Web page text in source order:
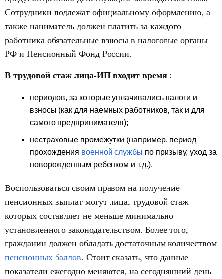
Сотрудники подлежат официальному оформлению, а
также наниматель должен платить за каждого
работника обязательные взносы в налоговые органы
РФ и Пенсионный Фонд России.
В трудовой стаж лица-ИПвходит время :
периодов, за которые уплачивались налоги и
взносы (как для наемных работников, так и для
самого предпринимателя);
нестраховые промежутки (например, период
прохождения военной службы по призыву, уход за
новорожденным ребенком и т.д.).
Воспользоваться своим правом на получение
пенсионных выплат могут лица, трудовой стаж
которых составляет не меньше минимально
установленного законодательством. Более того,
гражданин должен обладать достаточным количеством
пенсионных баллов. Стоит сказать, что данные
показатели ежегодно меняются, на сегодняшний день